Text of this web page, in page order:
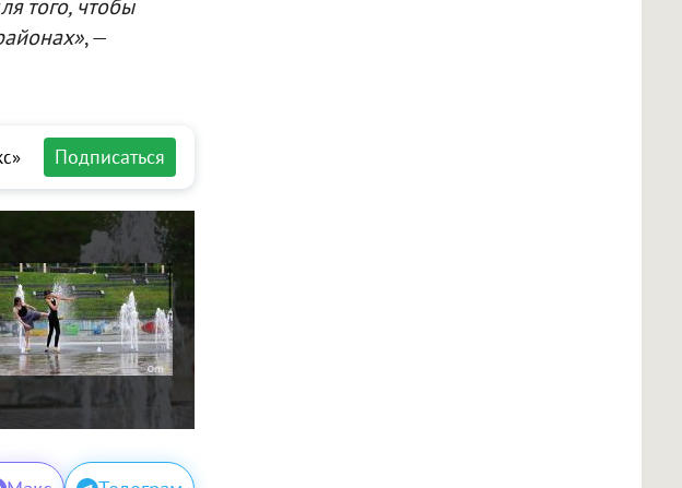
того, чтобы
, —
Подписаться